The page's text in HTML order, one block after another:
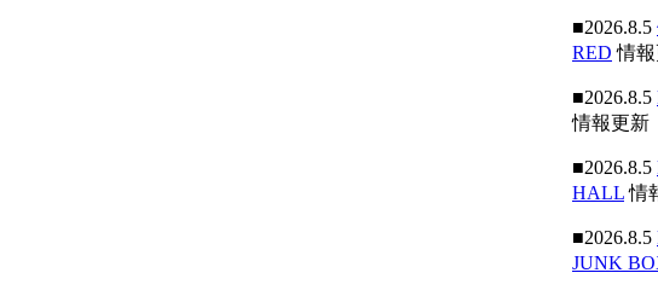
■2026.8.5
RED 情
■2026.8.5
情報更新
■2026.8.5
HALL情
■2026.8.5
JUNK